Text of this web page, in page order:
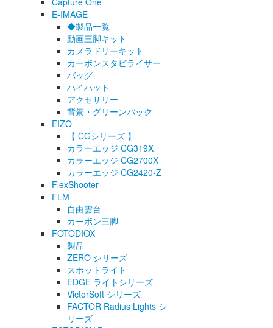
E-IMAGE
◆製品一覧
動画三脚キット
カメラドリーキット
カーボンスタビライザー
バッグ
ハイハット
アクセサリー
背景・グリーンバック
EIZO
【 CGシリーズ 】
カラーエッジ CG319X
カラーエッジ CG2700X
カラーエッジ CG2420-Z
FlexShooter
FLM
自由雲台
カーボン三脚
FOTODIOX
製品
ZERO シリーズ
スポットライト
EDGE ライトシリーズ
VictorSoft シリーズ
FACTOR Radius Lights シ
リーズ